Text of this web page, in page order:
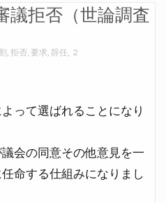
議拒否（世論調査
, 拒否, 要求, 辞任, ２
って選ばれることになり
会の同意その他意見を一
命する仕組みになりまし